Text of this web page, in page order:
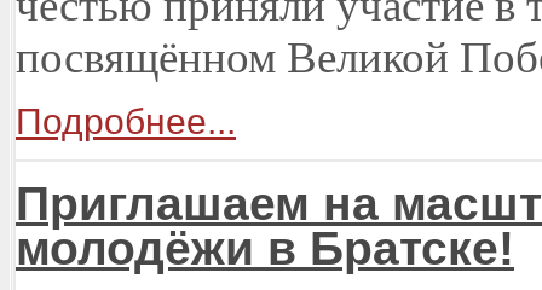
посвящённом Великой
Подробнее...
Приглашаем на
молодёжи в Братске!